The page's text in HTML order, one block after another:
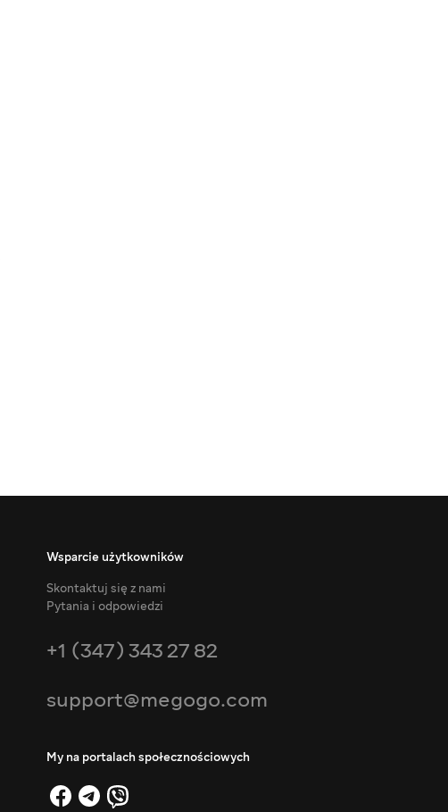
Wsparcie użytkowników
Skontaktuj się z nami
Pytania i odpowiedzi
+1 (347) 343 27 82
support@megogo.com
My na portalach społecznościowych